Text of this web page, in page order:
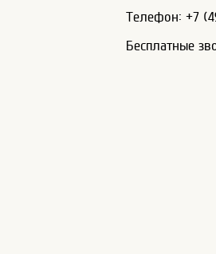
Телефон: +7
Бесплатные